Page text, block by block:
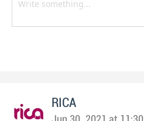
RICA